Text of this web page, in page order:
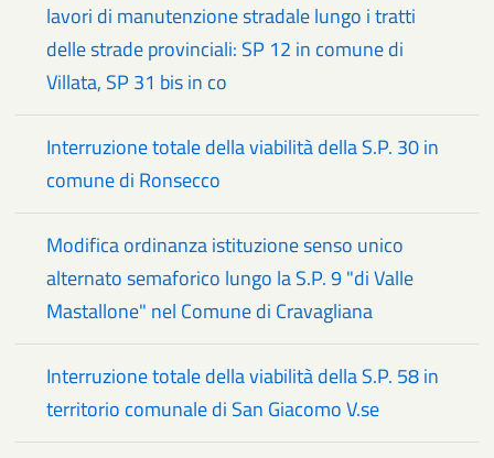
lavori di manutenzione stradale lungo i tratti
delle strade provinciali: SP 12 in comune di
Villata, SP 31 bis in co
Interruzione totale della viabilità della S.P. 30 in
comune di Ronsecco
Modifica ordinanza istituzione senso unico
alternato semaforico lungo la S.P. 9 "di Valle
Mastallone" nel Comune di Cravagliana
Interruzione totale della viabilità della S.P. 58 in
territorio comunale di San Giacomo V.se